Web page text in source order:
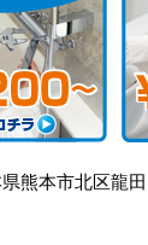
熊本市北区龍